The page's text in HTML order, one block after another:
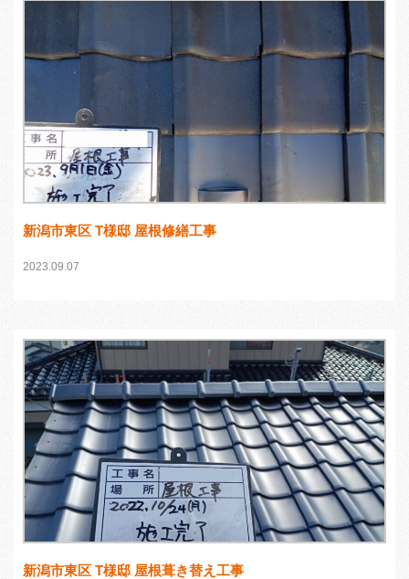
新潟市東区 T様邸 屋根修繕工事
2023.09.07
新潟市東区 T様邸 屋根葺き替え工事